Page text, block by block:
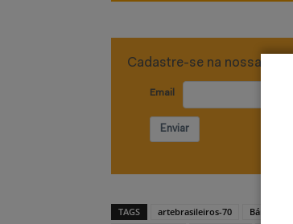
Cadastre-se na nossa
Email
Enviar
TAGS artebrasileiros-70 Bárbara